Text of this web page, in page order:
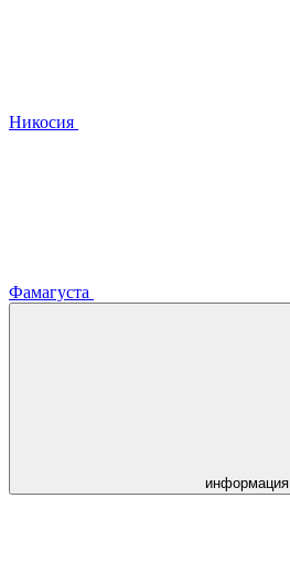
Никосия
Фамагуста
информация